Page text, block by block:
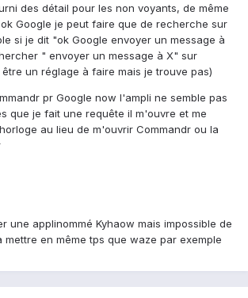
des détail pour les non voyants, de même
Google je peut faire que de recherche sur
si je dit "ok Google envoyer un message à
" envoyer un message à X" sur
un réglage à faire mais je trouve pas)
pr Google now l'ampli ne semble pas
que je fait une requête il m'ouvre et me
au lieu de m'ouvrir Commandr ou la
une applinommé Kyhaow mais impossible de
mettre en même tps que waze par exemple